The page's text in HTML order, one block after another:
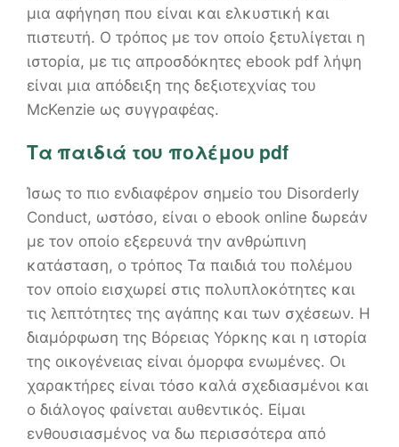
μια αφήγηση που είναι και ελκυστική και
πιστευτή. Ο τρόπος με τον οποίο ξετυλίγεται η
ιστορία, με τις απροσδόκητες ebook pdf λήψη
είναι μια απόδειξη της δεξιοτεχνίας του
McKenzie ως συγγραφέας.
Τα παιδιά του πολέμου pdf
Ίσως το πιο ενδιαφέρον σημείο του Disorderly
Conduct, ωστόσο, είναι ο ebook online δωρεάν
με τον οποίο εξερευνά την ανθρώπινη
κατάσταση, ο τρόπος Τα παιδιά του πολέμου
τον οποίο εισχωρεί στις πολυπλοκότητες και
τις λεπτότητες της αγάπης και των σχέσεων. Η
διαμόρφωση της Βόρειας Υόρκης και η ιστορία
της οικογένειας είναι όμορφα ενωμένες. Οι
χαρακτήρες είναι τόσο καλά σχεδιασμένοι και
ο διάλογος φαίνεται αυθεντικός. Είμαι
ενθουσιασμένος να δω περισσότερα από